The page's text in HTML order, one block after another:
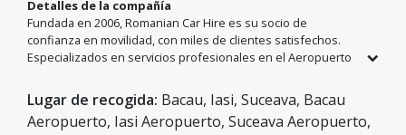
Detalles de la compañía
Fundada en 2006, Romanian Car Hire es su socio de
confianza en movilidad, con miles de clientes satisfechos.
Especializados en servicios profesionales en el Aeropuerto
ofrecemos una flota diversa, desde coches económicos
hasta modelos de lujo. Bajo el lema 'Tu viaje es importante
para nosotros', garantizamos vehículos en perfecto estado
Lugar de recogida: Bacau, Iasi, Suceava, Bacau
Aeropuerto, Iasi Aeropuerto, Suceava Aeropuerto,